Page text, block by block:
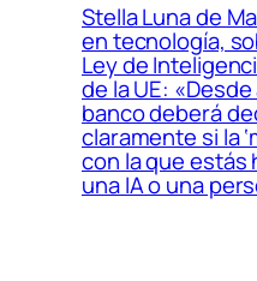
Stella Luna de
en tecnología,
Ley de
de la UE:
banco deberá
claramente si la
con la que estás
una IA o una